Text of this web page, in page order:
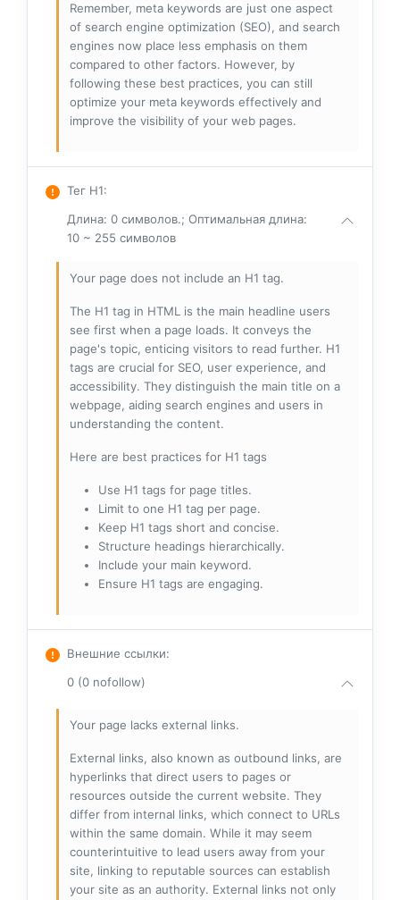
Remember, meta keywords are just one aspect
of search engine optimization (SEO), and search
engines now place less emphasis on them
compared to other factors. However, by
following these best practices, you can still
optimize your meta keywords effectively and
improve the visibility of your web pages.
Тег H1:
Длина: 0 символов.; Оптимальная длина:
10 ~ 255 символов
Your page does not include an H1 tag.
The H1 tag in HTML is the main headline users
see first when a page loads. It conveys the
page's topic, enticing visitors to read further. H1
tags are crucial for SEO, user experience, and
accessibility. They distinguish the main title on a
webpage, aiding search engines and users in
understanding the content.
Here are best practices for H1 tags
Use H1 tags for page titles.
Limit to one H1 tag per page.
Keep H1 tags short and concise.
Structure headings hierarchically.
Include your main keyword.
Ensure H1 tags are engaging.
Внешние ссылки:
0 (0 nofollow)
Your page lacks external links.
External links, also known as outbound links, are
hyperlinks that direct users to pages or
resources outside the current website. They
differ from internal links, which connect to URLs
within the same domain. While it may seem
counterintuitive to lead users away from your
site, linking to reputable sources can establish
your site as an authority. External links not only